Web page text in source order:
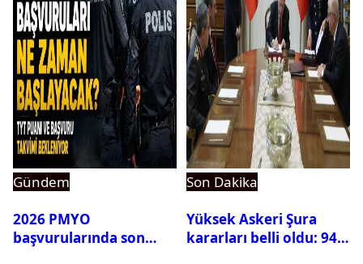
Gündem
2026 PMYO
başvurularında son
Son Dakika
Yüksek Askeri Şura
kararları belli oldu: 94